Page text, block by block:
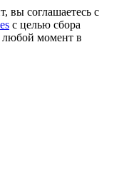
вы соглашаетесь с
с целью сбора
любой момент в